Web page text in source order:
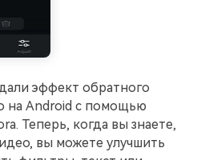
эффект обратного
на Android с помощью
Теперь, когда вы знаете,
вы можете улучшить